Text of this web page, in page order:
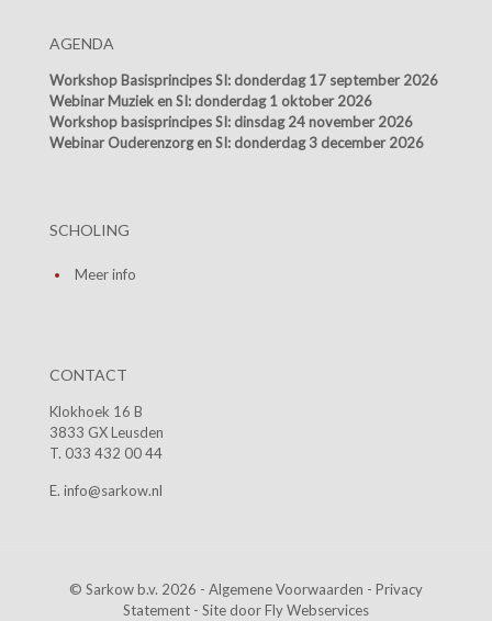
AGENDA
Workshop Basisprincipes SI: donderdag 17 september 2026
Webinar Muziek en SI: donderdag 1 oktober 2026
Workshop basisprincipes SI: dinsdag 24 november 2026
Webinar Ouderenzorg en SI: donderdag 3 december 2026
SCHOLING
Meer info
CONTACT
Klokhoek 16 B
3833 GX Leusden
T. 033 432 00 44
E. info@sarkow.nl
© Sarkow b.v. 2026 - Algemene Voorwaarden - Privacy
Statement - Site doorFly Webservices